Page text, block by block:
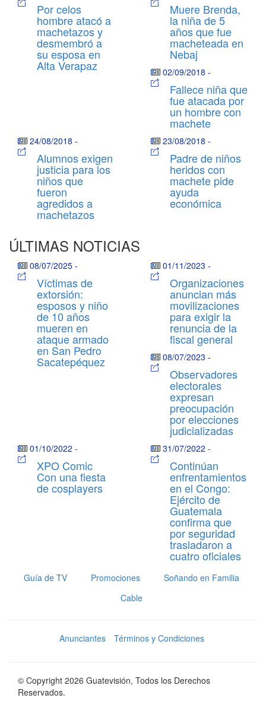
Por celos
hombre atacó a
machetazos y
desmembró a
su esposa en
Alta Verapaz
Muere Brenda,
la niña de 5
años que fue
macheteada en
Nebaj
02/09/2018 -
Fallece niña que
fue atacada por
un hombre con
machete
24/08/2018 -
Alumnos exigen
justicia para los
niños que
fueron
agredidos a
machetazos
23/08/2018 -
Padre de niños
heridos con
machete pide
ayuda
económica
ÚLTIMAS NOTICIAS
08/07/2025 -
Víctimas de
extorsión:
esposos y niño
de 10 años
mueren en
ataque armado
en San Pedro
Sacatepéquez
01/11/2023 -
Organizaciones
anuncian más
movilizaciones
para exigir la
renuncia de la
fiscal general
08/07/2023 -
Observadores
electorales
expresan
preocupación
por elecciones
judicializadas
01/10/2022 -
XPO Comic
Con una fiesta
de cosplayers
31/07/2022 -
Continúan
enfrentamientos
en el Congo:
Ejército de
Guatemala
confirma que
por seguridad
trasladaron a
cuatro oficiales
Guía de TV Promociones
Soñando en Familia
Cable
Anunciantes Términos y Condiciones
© Copyright 2026 Guatevisión, Todos los Derechos
Reservados.